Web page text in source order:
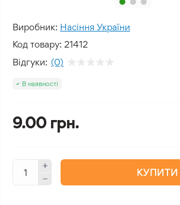
Виробник: Насіння України
Код товару: 21412
Відгуки: (0)
В наявності
9.00 грн.
КУПИТИ